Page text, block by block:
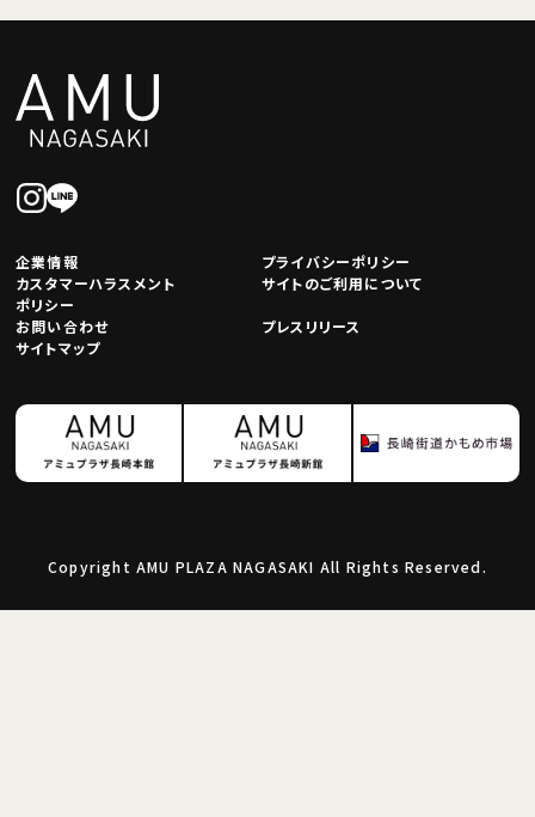
企業情報
プライバシーポリシー
カスタマーハラスメント
ポリシー
サイトのご利用について
お問い合わせ
プレスリリース
サイトマップ
Copyright AMU PLAZA NAGASAKI All Rights Reserved.